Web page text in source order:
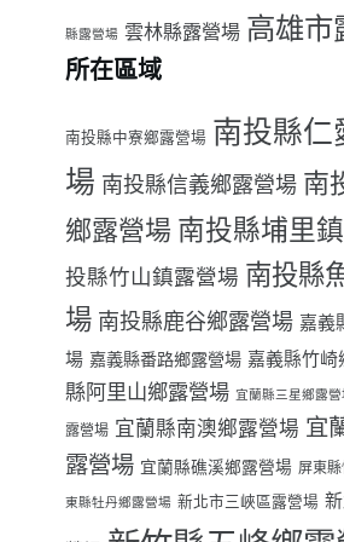
縣露營場 雲林縣露營場 高雄市
所在區域
南投縣中寮鄉露營場 南投縣仁
場 南投縣信義鄉露營場 南
鄉露營場 南投縣埔里
投縣竹山鎮露營場 南投縣
場 南投縣鹿谷鄉露營場 嘉義
場 嘉義縣番路鄉露營場 嘉義縣竹崎
縣阿里山鄉露營場 宜蘭縣三星鄉露營
露營場 宜蘭縣南澳鄉露營場 宜
露營場 宜蘭縣礁溪鄉露營場 屏東
東縣牡丹鄉露營場 新北市三峽區露營場